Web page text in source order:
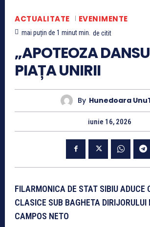
ACTUALITATE EVENIMENTE
mai puțin de 1 minutmin. de citit
„APOTEOZA
PIAȚA UNIRII
By Hunedoara
iunie 16, 2026
FILARMONICA DE STAT SIBIU ADUCE
CLASICE SUB BAGHETA DIRIJORULUI
CAMPOS NETO